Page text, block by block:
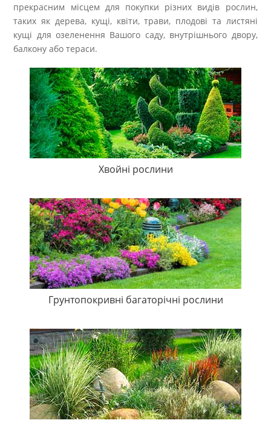
прекрасним місцем для покупки різних видів рослин,
таких як дерева, кущі, квіти, трави, плодові та листяні
кущі для озеленення Вашого саду, внутрішнього двору,
балкону або тераси.
Хвойні рослини
Грунтопокривні багаторічні рослини